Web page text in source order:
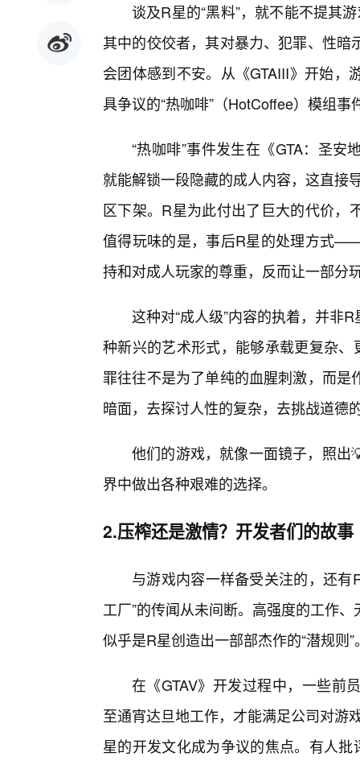
谈及R星的“黑料”，就不能不提其
其中的佼佼者，其对暴力、犯罪、性
会团体感到不安。从《GTAIII》开始
具争议的“热咖啡”（HotCoffee）模组
“热咖啡”事件发生在《GTA：圣
就能解锁一段隐藏的成人内容，这直接
区下架。R星为此付出了巨大的代价，
值得玩味的是，事后R星的处理方式
持和对成人玩家的尊重，反而让一部分
这种对“成人级”内容的执着，并非
种新兴的艺术形式，能够承载更复杂
罪往往不是为了单纯的血腥刺激，而
暗面，去探讨人性的复杂，去挑战道德
他们的游戏，就像一面镜子，照出
界中做出各种艰难的选择。
2.压榨还是激情？开发者们的故事
与游戏内容一样备受关注的，还
工厂”的传闻从未间断。高强度的工作
似乎是R星创造出一部部杰作的“潜规则”
在《GTAV》开发过程中，一些前
至通宵达旦地工作，才能满足公司对游
星的开发文化成为争议的焦点。有人